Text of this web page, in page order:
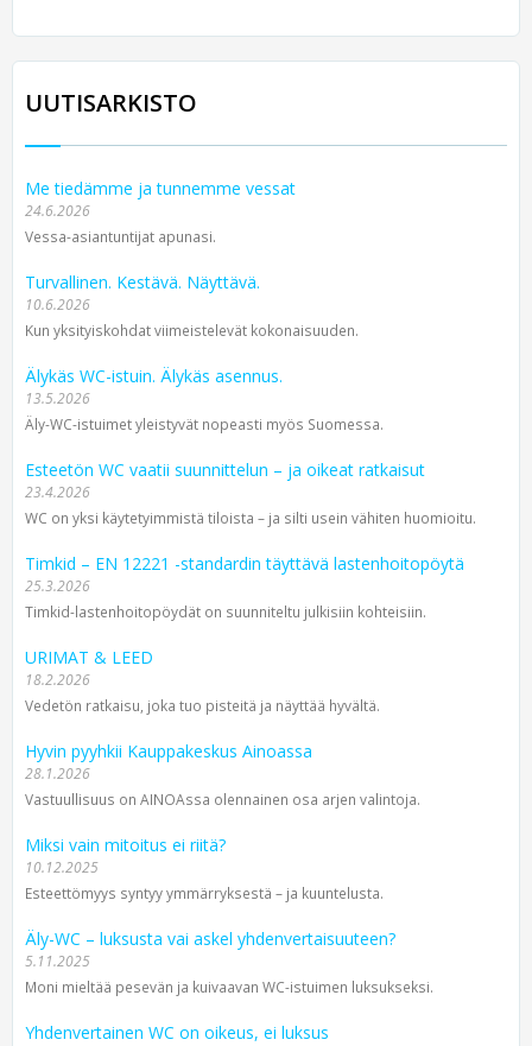
UUTISARKISTO
Me tiedämme ja tunnemme vessat
24.6.2026
Vessa-asiantuntijat apunasi.
Turvallinen. Kestävä. Näyttävä.
10.6.2026
Kun yksityiskohdat viimeistelevät kokonaisuuden.
Älykäs WC-istuin. Älykäs asennus.
13.5.2026
Äly-WC-istuimet yleistyvät nopeasti myös Suomessa.
Esteetön WC vaatii suunnittelun – ja oikeat ratkaisut
23.4.2026
WC on yksi käytetyimmistä tiloista – ja silti usein vähiten huomioitu.
Timkid – EN 12221 -standardin täyttävä lastenhoitopöytä
25.3.2026
Timkid-lastenhoitopöydät on suunniteltu julkisiin kohteisiin.
URIMAT & LEED
18.2.2026
Vedetön ratkaisu, joka tuo pisteitä ja näyttää hyvältä.
Hyvin pyyhkii Kauppakeskus Ainoassa
28.1.2026
Vastuullisuus on AINOAssa olennainen osa arjen valintoja.
Miksi vain mitoitus ei riitä?
10.12.2025
Esteettömyys syntyy ymmärryksestä – ja kuuntelusta.
Äly-WC – luksusta vai askel yhdenvertaisuuteen?
5.11.2025
Moni mieltää pesevän ja kuivaavan WC-istuimen luksukseksi.
Yhdenvertainen WC on oikeus, ei luksus